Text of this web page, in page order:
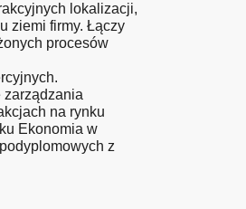
lokalizacji,
ziemi firmy. Łączy
procesów
zarządzania
na rynku
Ekonomia w
z